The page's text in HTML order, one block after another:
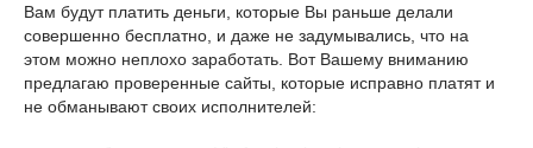
Вам будут платить деньги, которые Вы раньше делали
совершенно бесплатно, и даже не задумывались, что на
этом можно неплохо заработать. Вот Вашему вниманию
предлагаю проверенные сайты, которые исправно платят и
не обманывают своих исполнителей: